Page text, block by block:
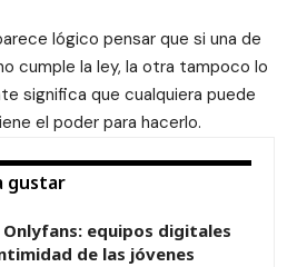
lógico pensar que si una de
cumple la ley, la otra tampoco lo
significa que cualquiera puede
el poder para hacerlo.
gustar
Onlyfans: equipos digitales
de las jóvenes